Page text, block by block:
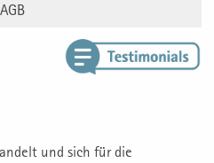
AGB
und sich für die